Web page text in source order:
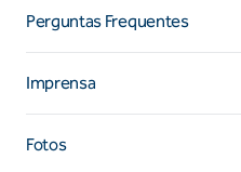
Perguntas Frequentes
Imprensa
Fotos